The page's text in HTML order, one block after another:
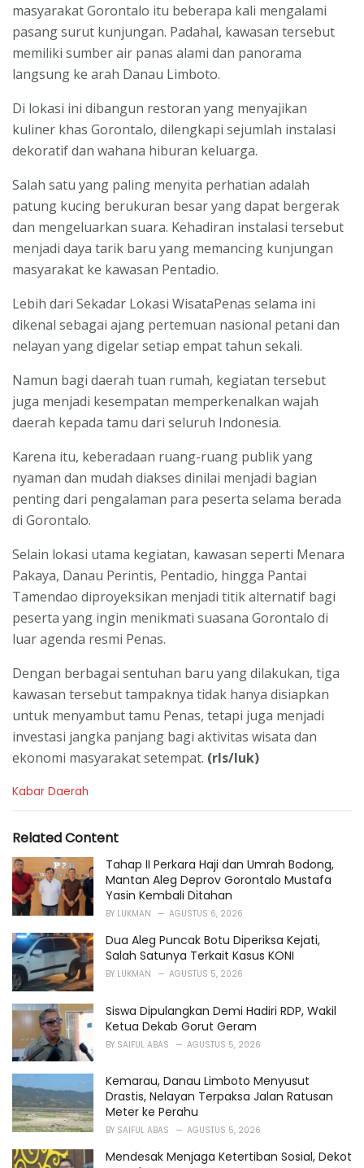
masyarakat Gorontalo itu beberapa kali mengalami
pasang surut kunjungan. Padahal, kawasan tersebut
memiliki sumber air panas alami dan panorama
langsung ke arah Danau Limboto.
Di lokasi ini dibangun restoran yang menyajikan
kuliner khas Gorontalo, dilengkapi sejumlah instalasi
dekoratif dan wahana hiburan keluarga.
Salah satu yang paling menyita perhatian adalah
patung kucing berukuran besar yang dapat bergerak
dan mengeluarkan suara. Kehadiran instalasi tersebut
menjadi daya tarik baru yang memancing kunjungan
masyarakat ke kawasan Pentadio.
Lebih dari Sekadar Lokasi WisataPenas selama ini
dikenal sebagai ajang pertemuan nasional petani dan
nelayan yang digelar setiap empat tahun sekali.
Namun bagi daerah tuan rumah, kegiatan tersebut
juga menjadi kesempatan memperkenalkan wajah
daerah kepada tamu dari seluruh Indonesia.
Karena itu, keberadaan ruang-ruang publik yang
nyaman dan mudah diakses dinilai menjadi bagian
penting dari pengalaman para peserta selama berada
di Gorontalo.
Selain lokasi utama kegiatan, kawasan seperti Menara
Pakaya, Danau Perintis, Pentadio, hingga Pantai
Tamendao diproyeksikan menjadi titik alternatif bagi
peserta yang ingin menikmati suasana Gorontalo di
luar agenda resmi Penas.
Dengan berbagai sentuhan baru yang dilakukan, tiga
kawasan tersebut tampaknya tidak hanya disiapkan
untuk menyambut tamu Penas, tetapi juga menjadi
investasi jangka panjang bagi aktivitas wisata dan
ekonomi masyarakat setempat. (rls/luk)
C
e
o
r
i
e
:
Kabar Daerah
Related Content
Tahap II Perkara Haji dan Umrah Bodong,
Mantan Aleg Deprov Gorontalo Mustafa
Yasin Kembali Ditahan
BY LUKMAN AGUSTUS 6, 2026
Dua Aleg Puncak Botu Diperiksa Kejati,
Salah Satunya Terkait Kasus KONI
BY LUKMAN AGUSTUS 5, 2026
Siswa Dipulangkan Demi Hadiri RDP, Wakil
Ketua Dekab Gorut Geram
BY SAIFUL ABAS AGUSTUS 5, 2026
Kemarau, Danau Limboto Menyusut
Drastis, Nelayan Terpaksa Jalan Ratusan
Meter ke Perahu
BY SAIFUL ABAS AGUSTUS 5, 2026
Mendesak Menjaga Ketertiban Sosial, Dekot